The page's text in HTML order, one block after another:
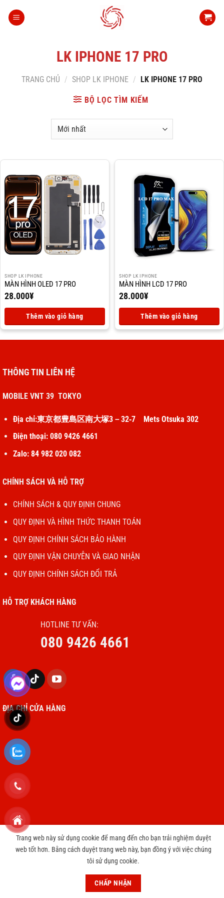
qua
LK IPHONE 17 PRO
TRANG CHỦ / SHOP LK IPHONE / LK IPHONE 17 PRO
BỘ LỌC TÌM KIẾM
SHOP LK IPHONE
MÀN HÌNH OLED 17 PRO
28.000¥
Thêm vào giỏ hàng
SHOP LK IPHONE
MÀN HÌNH LCD 17 PRO
28.000¥
Thêm vào giỏ hàng
THÔNG TIN LIÊN HỆ
MOBILE VNT 39 TOKYO
Địa chỉ:東京都豊島区南大塚3－32‐7 Mets Otsuka 302
Điện thoại: 080 9426 4661
Zalo: 84 982 020 082
CHÍNH SÁCH VÀ HỖ TRỢ
CHÍNH SÁCH & QUY ĐỊNH CHUNG
QUY ĐỊNH VÀ HÌNH THỨC THANH TOÁN
QUY ĐỊNH CHÍNH SÁCH BẢO HÀNH
QUY ĐỊNH VẬN CHUYỄN VÀ GIAO NHẬN
QUY ĐỊNH CHÍNH SÁCH ĐỔI TRẢ
HỖ TRỢ KHÁCH HÀNG
HOTLINE TƯ VẤN:
080 9426 4661
ĐỊA CHỈ CỬA HÀNG
Copyright 2026 © cameravnt39.com
CHƯƠNG TRÌNH TRI ÂN KHÁCH HÀNG THAY PIN IPHONE CHỈ 3999
円Bỏ qua
Trang web này sử dụng cookie để mang đến cho bạn trải nghiệm duyệt
web tốt hơn. Bằng cách duyệt trang web này, bạn đồng ý với việc chúng
tôi sử dụng cookie.
CHẤP NHẬN